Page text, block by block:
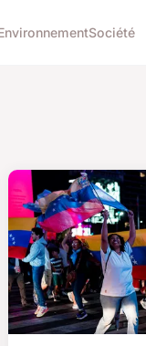
Société